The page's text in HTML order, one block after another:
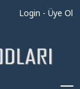
Login - Üye Ol